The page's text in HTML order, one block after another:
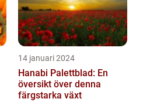
14 januari 2024
Hanabi Palettblad: En
översikt över denna
färgstarka växt